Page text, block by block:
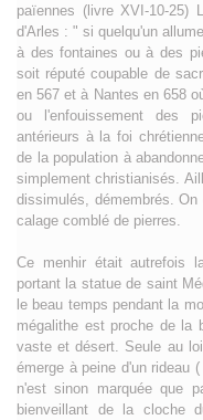
païennes (livre XVI-10-25)
d'Arles : " si quelqu'un
à des fontaines ou à des
soit réputé coupable de
en 567 et à Nantes en 658
ou l'enfouissement des
antérieurs à la foi
de la population à
simplement christianisés.
dissimulés, démembrés. On
calage comblé de pierres.
Ce menhir était autrefois
portant la statue de saint
le beau temps pendant la
mégalithe est proche de la
vaste et désert. Seule au
émerge à peine d'un rideau
n'est sinon marquée que
bienveillant de la cloche